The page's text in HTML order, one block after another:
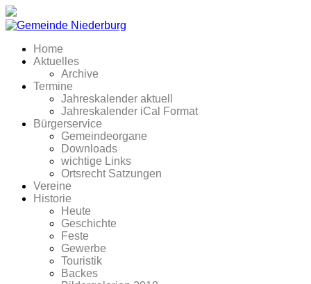
Home
Aktuelles
Archive
Termine
Jahreskalender aktuell
Jahreskalender iCal Format
Bürgerservice
Gemeindeorgane
Downloads
wichtige Links
Ortsrecht Satzungen
Vereine
Historie
Heute
Geschichte
Feste
Gewerbe
Touristik
Backes